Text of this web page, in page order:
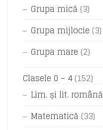
Grupa mică (3)
Grupa mijlocie (3)
Grupa mare (2)
Clasele 0 – 4 (152)
Lim. și lit. română
Matematică (33)